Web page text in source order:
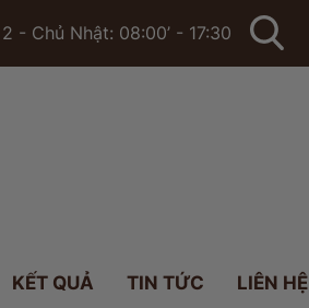
- Chủ Nhật: 08:00’ - 17:30
KẾT QUẢ TIN TỨC LIÊN HỆ